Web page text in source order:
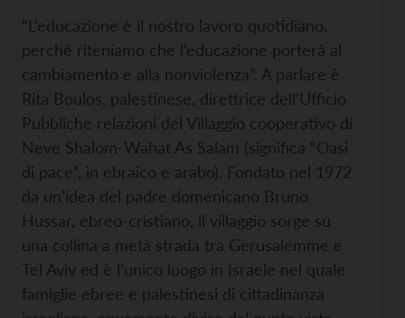
“L’educazione è il nostro lavoro quotidiano,
perché riteniamo che l’educazione porterà al
cambiamento e alla nonviolenza”. A parlare è
Rita Boulos, palestinese, direttrice dell’Ufficio
Pubbliche relazioni del Villaggio cooperativo di
Neve Shalom-Wahat As Salam (significa “Oasi
di pace”, in ebraico e arabo). Fondato nel 1972
da un’idea del padre domenicano Bruno
Hussar, ebreo-cristiano, il villaggio sorge su
una collina a metà strada tra Gerusalemme e
Tel Aviv ed è l’unico luogo in Israele nel quale
famiglie ebree e palestinesi di cittadinanza